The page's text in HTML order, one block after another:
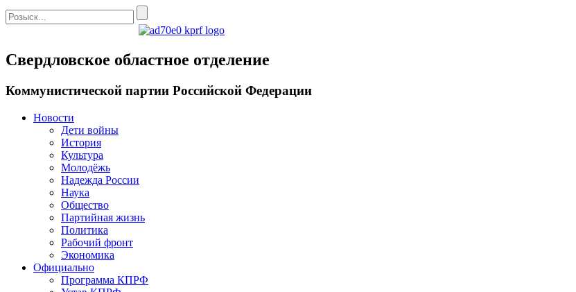
Свердловское областное отделение
Коммунистической партии Российской Федерации
Новости
Дети войны
История
Культура
Молодёжь
Надежда России
Наука
Общество
Партийная жизнь
Политика
Рабочий фронт
Экономика
Официально
Программа КПРФ